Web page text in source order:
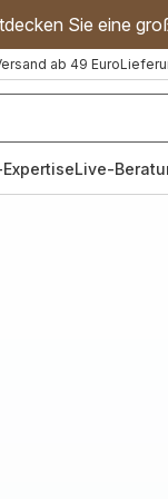
Sie eine
ab 49 Euro
Live-